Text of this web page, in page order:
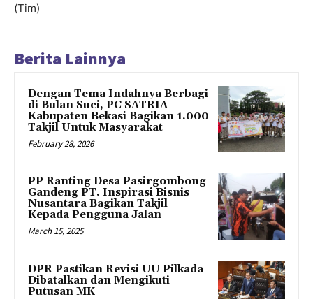
(Tim)
Berita Lainnya
Dengan Tema Indahnya Berbagi
di Bulan Suci, PC SATRIA
Kabupaten Bekasi Bagikan 1.000
Takjil Untuk Masyarakat
February 28, 2026
PP Ranting Desa Pasirgombong
Gandeng PT. Inspirasi Bisnis
Nusantara Bagikan Takjil
Kepada Pengguna Jalan
March 15, 2025
DPR Pastikan Revisi UU Pilkada
Dibatalkan dan Mengikuti
Putusan MK